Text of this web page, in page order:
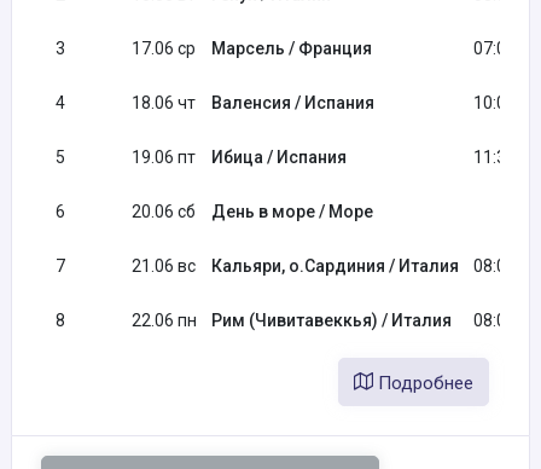
3 17.06 ср Марсель / Франция 07:00
4 18.06 чт Валенсия / Испания 10:00
5 19.06 пт Ибица / Испания 11:30
6 20.06 сб День в море / Море
7 21.06 вс Кальяри, о.Сардиния / Италия 08:00
8 22.06 пн Рим (Чивитавеккья) / Италия 08:00
Подробнее